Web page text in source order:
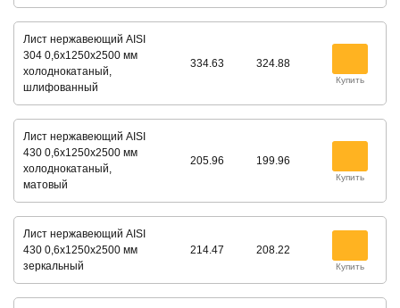
Лист нержавеющий AISI
304 0,6х1250х2500 мм
холоднокатаный,
шлифованный
334.63 324.88
Купить
Лист нержавеющий AISI
430 0,6х1250х2500 мм
холоднокатаный,
матовый
205.96 199.96
Купить
Лист нержавеющий AISI
430 0,6х1250х2500 мм
зеркальный
214.47 208.22
Купить